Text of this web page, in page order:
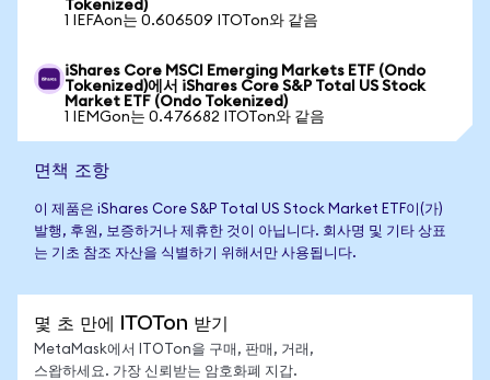
Tokenized)
1 IEFAon는 0.606509 ITOTon와 같음
iShares Core MSCI Emerging Markets ETF (Ondo
Tokenized)에서 iShares Core S&P Total US Stock
Market ETF (Ondo Tokenized)
1 IEMGon는 0.476682 ITOTon와 같음
면책 조항
이 제품은 iShares Core S&P Total US Stock Market ETF이(가)
발행, 후원, 보증하거나 제휴한 것이 아닙니다. 회사명 및 기타 상표
는 기초 참조 자산을 식별하기 위해서만 사용됩니다.
몇 초 만에 ITOTon 받기
MetaMask에서 ITOTon을 구매, 판매, 거래,
스왑하세요. 가장 신뢰받는 암호화폐 지갑.